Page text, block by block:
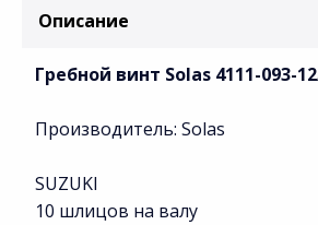
Описание
Гребной винт Solas 4111-093-
Производитель: Solas
SUZUKI
10 шлицов на валу